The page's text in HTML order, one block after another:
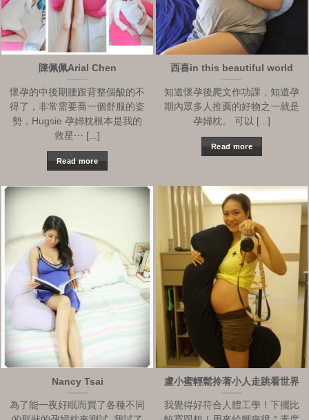
陳佩佩Arial Chen
懷孕的中後期腰跟背整個酸的不
得了，非常需要喬一個舒服的姿
勢，Hugsie 孕婦枕根本是我的
救星⋯ [...]
Read more
西喜in this beautiful world
知道懷孕後爬文作功課，知道孕
期內眾多人推薦的好物之一就是
孕婦枕。 可以 [...]
Read more
Nancy Tsai
為了能一夜好眠而買了各種不同
盧小蜜輕鬆拎著小人走跳看世界
我覺得好符合人體工學！下擺比